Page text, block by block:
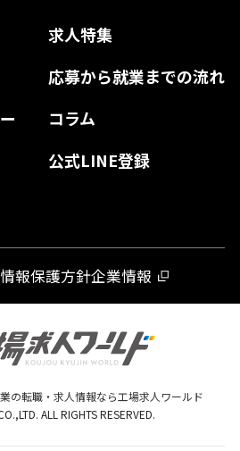
求人特集
応募から就業までの流れ
コラム
公式LINE登録
報保護方針企業情報
の転職・求人情報なら工場求人ワールド
ALL RIGHTS RESERVED.